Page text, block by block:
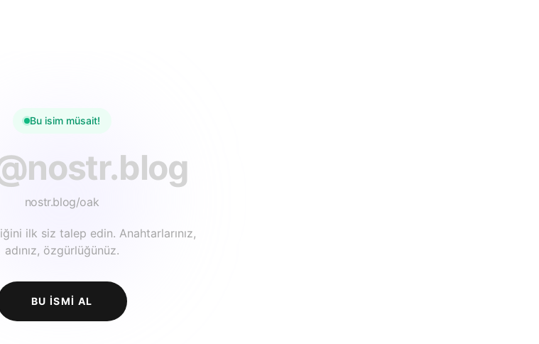
Bu isim müsait!
nostr.blog/oak
ilk siz talep edin. Anahtarlarınız,
adınız, özgürlüğünüz.
BU ISMI AL